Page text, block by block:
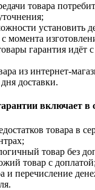
товара
установить
момента
гарантия идёт
из интернет-
доставки.
включает в
товара в
товар без
товар с доплатой;
и перечисление